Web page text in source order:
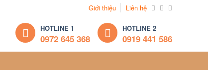
Giới thiệu Liên hệ
HOTLINE 1
0972 645 368
HOTLINE 2
0919 441 586